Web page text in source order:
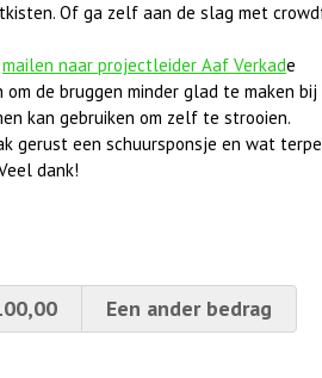
Of ga zelf aan de slag met
mailen naar projectleider Aaf Verkade
de bruggen minder glad te maken
kan gebruiken om zelf te strooien.
gerust een schuursponsje en wat
dank!
Een ander bedrag